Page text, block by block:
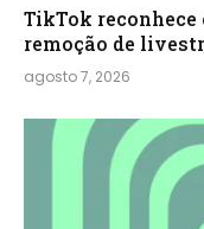
TikTok reconhece
remoção de
agosto 7, 2026